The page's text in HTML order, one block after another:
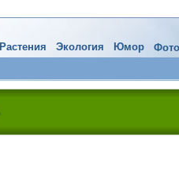
Растения Экология Юмор